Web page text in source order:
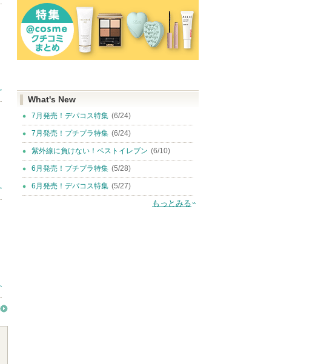
What's New
7月発売！デパコス特集 (6/24)
7月発売！プチプラ特集 (6/24)
紫外線に負けない！ベストイレブン (6/10)
6月発売！プチプラ特集 (5/28)
6月発売！デパコス特集 (5/27)
もっとみる